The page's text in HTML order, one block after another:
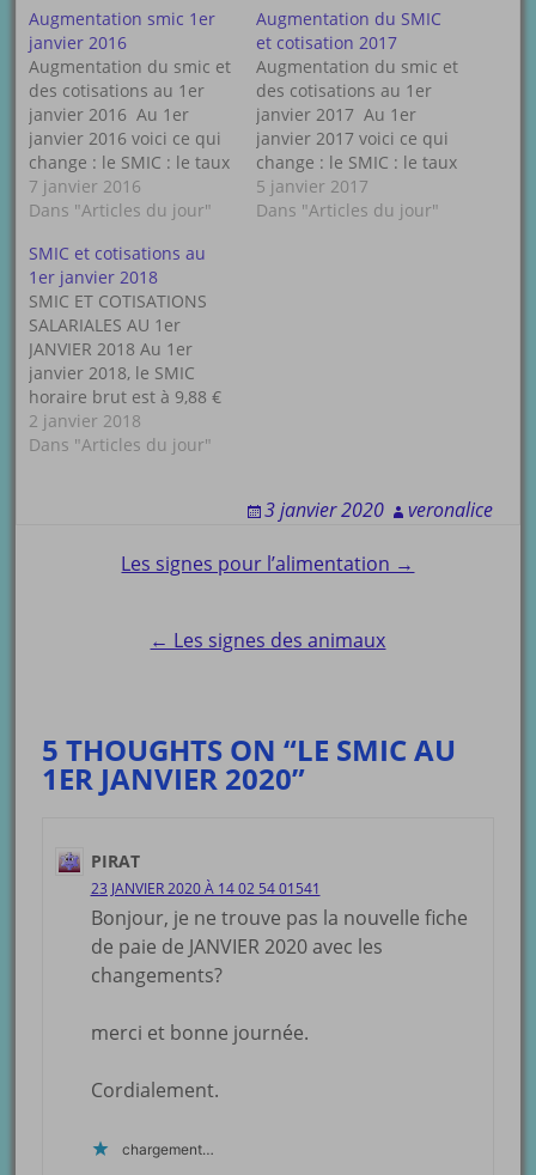
Augmentation smic 1er
janvier 2016
Augmentation du smic et
des cotisations au 1er
janvier 2016 Au 1er
janvier 2016 voici ce qui
change : le SMIC : le taux
horaire brut est à 9.67 €
Brut --> soit 7.42 € Net
7.27 € Net Cotisation :
Augmentation de la
cotisation vieillesse…
7 janvier 2016
Dans "Articles du jour"
Augmentation du SMIC
et cotisation 2017
Augmentation du smic et
des cotisations au 1er
janvier 2017 Au 1er
janvier 2017 voici ce qui
change : le SMIC : le taux
horaire brut est à 9.76 €
Brut --> soit 7.46 € Net
5 janvier 2017
Dans "Articles du jour"
SMIC et cotisations au
1er janvier 2018
SMIC ET COTISATIONS
SALARIALES AU 1er
JANVIER 2018 Au 1er
janvier 2018, le SMIC
horaire brut est à 9,88 €
Brut, soit 7,62 € Net (7,48
€ Net pour Alsace
de 1,45 % de la
2 janvier 2018
Dans "Articles du jour"
3 janvier 2020 veronalice
navigation
Les signes pour l’alimentation →
← Les signes des animaux
5 THOUGHTS ON “LE SMIC AU
1ER JANVIER 2020”
PIRAT
23 JANVIER 2020 À 14 02 54 01541
Bonjour, je ne trouve pas la nouvelle fiche
de paie de JANVIER 2020 avec les
changements?
merci et bonne journée.
Cordialement.
chargement…